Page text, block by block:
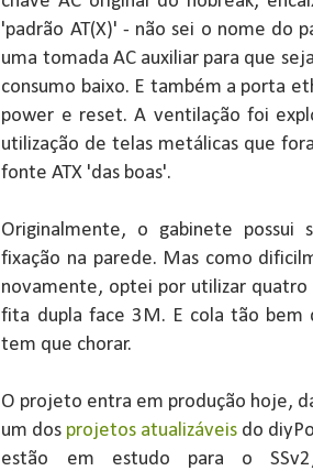
'padrão AT(X)' - não sei o nome do
uma tomada AC auxiliar para que
consumo baixo. E também a porta
power e reset. A ventilação foi
utilização de telas metálicas que
fonte ATX 'das boas'.
Originalmente, o gabinete possui
fixação na parede. Mas como
novamente, optei por utilizar quatro
fita dupla face 3M. E cola tão
tem que chorar.
O projeto entra em produção hoje,
um dos projetos atualizáveis do
estão em estudo para o